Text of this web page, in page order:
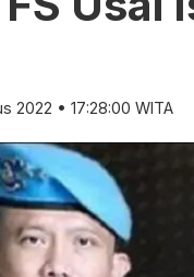
2022 • 17:28:00 WITA